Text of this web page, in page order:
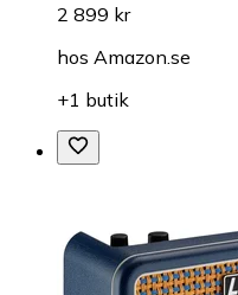
2 899 kr
hos Amazon.se
+1 butik